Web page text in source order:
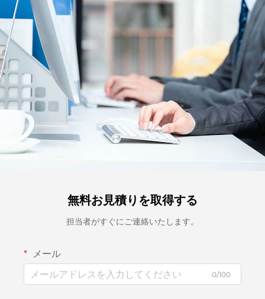
無料お見積りを取得する
担当者がすぐにご連絡いたします。
メール
0/100